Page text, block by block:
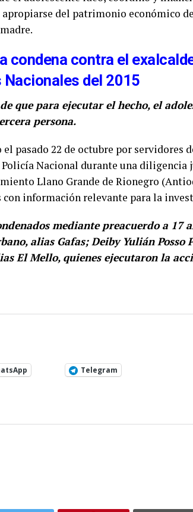
apropiarse del patrimonio económico
condena contra el
del 2015
que para ejecutar el hecho, el
persona.
pasado 22 de octubre por servidores
Nacional durante una diligencia
Llano Grande de Rionegro
información relevante para la
mediante preacuerdo a 17
alias Gafas; Deiby Yulián Posso
El Mello, quienes ejecutaron la
Telegram